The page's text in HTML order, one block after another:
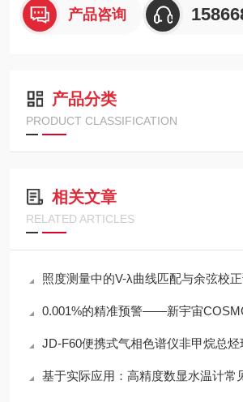
产品咨询
产品分类
PRODUCT CLASSIFICATION
相关文章
RELATED ARTICLES
照度测量中的V-λ曲线匹配与余弦校正误差分析——以硅
0.001%的精准预警——新宇宙COSMOS铁粉浓度计
JD-F60便携式气相色谱仪非甲烷总烃现场
基于实际应用：高精度数显水温计常见问